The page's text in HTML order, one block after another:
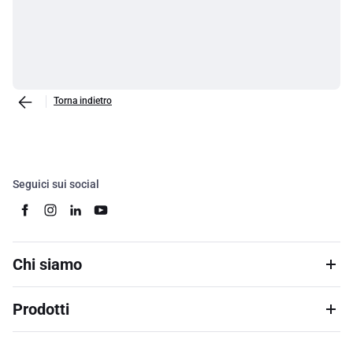
Torna indietro
Seguici sui social
Chi siamo
Prodotti